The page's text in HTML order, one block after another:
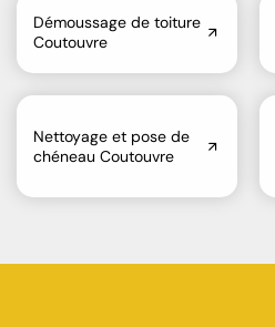
Démoussage de toiture
Coutouvre
Nettoyage et pose de
chéneau Coutouvre